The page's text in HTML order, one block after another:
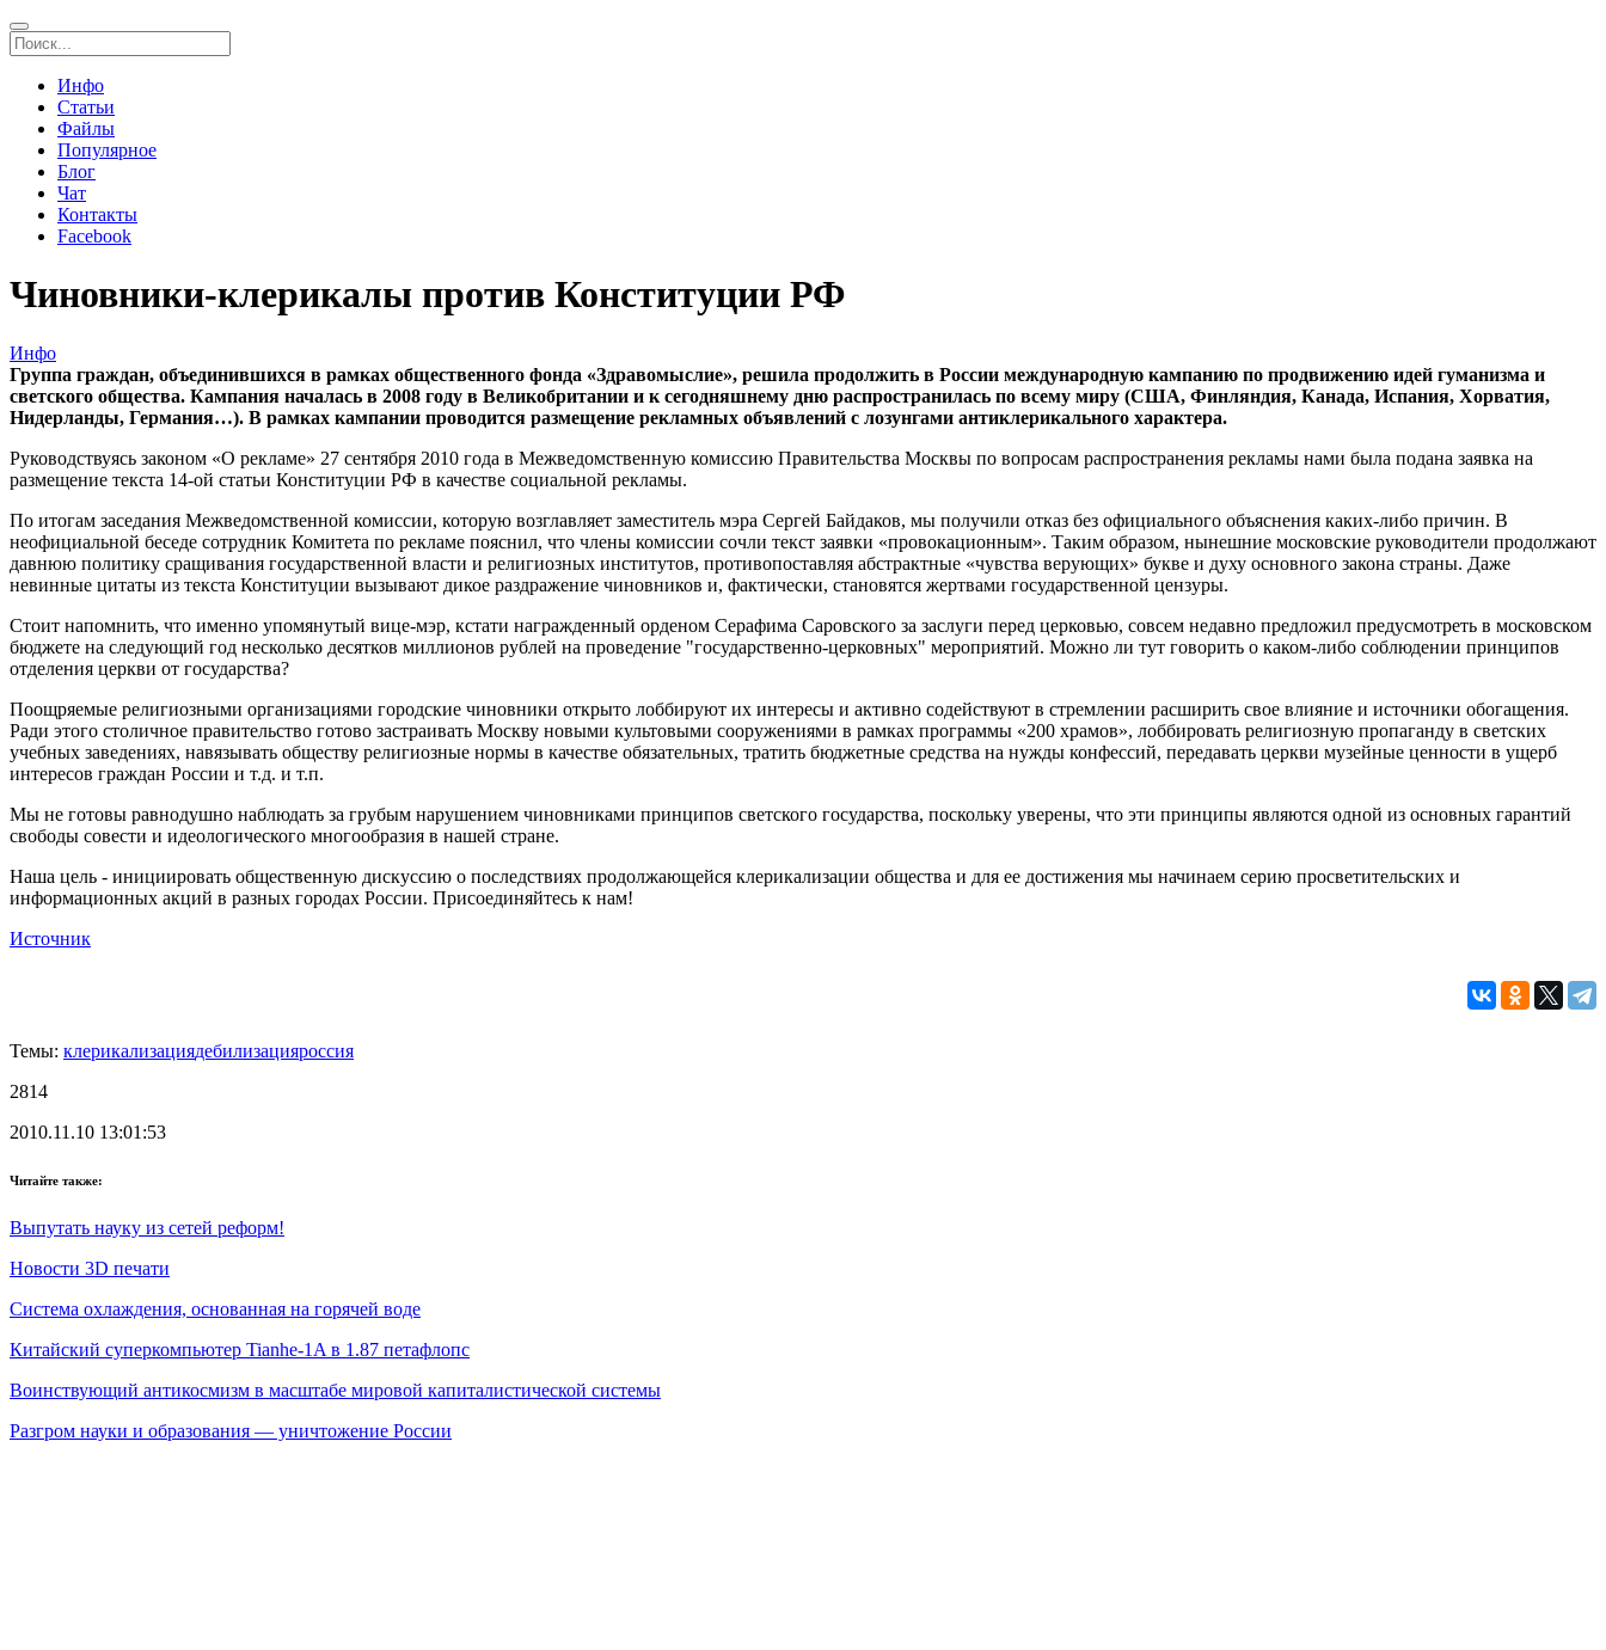
Инфо
Статьи
Файлы
Популярное
Блог
Чат
Контакты
Facebook
Чиновники-клерикалы против Конституции РФ
Инфо
Группа граждан, объединившихся в рамках общественного фонда «Здравомыслие», решила продолжить в России международную кампанию по продвижению идей гуманизма и
светского общества. Кампания началась в 2008 году в Великобритании и к сегодняшнему дню распространилась по всему миру (США, Финляндия, Канада, Испания, Хорватия,
Нидерланды, Германия…). В рамках кампании проводится размещение рекламных объявлений с лозунгами антиклерикального характера.
Руководствуясь законом «О рекламе» 27 сентября 2010 года в Межведомственную комиссию Правительства Москвы по вопросам распространения рекламы нами была подана заявка на
размещение текста 14-ой статьи Конституции РФ в качестве социальной рекламы.
По итогам заседания Межведомственной комиссии, которую возглавляет заместитель мэра Сергей Байдаков, мы получили отказ без официального объяснения каких-либо причин. В
неофициальной беседе сотрудник Комитета по рекламе пояснил, что члены комиссии сочли текст заявки «провокационным». Таким образом, нынешние московские руководители продолжают
давнюю политику сращивания государственной власти и религиозных институтов, противопоставляя абстрактные «чувства верующих» букве и духу основного закона страны. Даже
невинные цитаты из текста Конституции вызывают дикое раздражение чиновников и, фактически, становятся жертвами государственной цензуры.
Стоит напомнить, что именно упомянутый вице-мэр, кстати награжденный орденом Серафима Саровского за заслуги перед церковью, совсем недавно предложил предусмотреть в московском
бюджете на следующий год несколько десятков миллионов рублей на проведение "государственно-церковных" мероприятий. Можно ли тут говорить о каком-либо соблюдении принципов
отделения церкви от государства?
Поощряемые религиозными организациями городские чиновники открыто лоббируют их интересы и активно содействуют в стремлении расширить свое влияние и источники обогащения.
Ради этого столичное правительство готово застраивать Москву новыми культовыми сооружениями в рамках программы «200 храмов», лоббировать религиозную пропаганду в светских
учебных заведениях, навязывать обществу религиозные нормы в качестве обязательных, тратить бюджетные средства на нужды конфессий, передавать церкви музейные ценности в ущерб
интересов граждан России и т.д. и т.п.
Мы не готовы равнодушно наблюдать за грубым нарушением чиновниками принципов светского государства, поскольку уверены, что эти принципы являются одной из основных гарантий
свободы совести и идеологического многообразия в нашей стране.
Наша цель - инициировать общественную дискуссию о последствиях продолжающейся клерикализации общества и для ее достижения мы начинаем серию просветительских и
информационных акций в разных городах России. Присоединяйтесь к нам!
Источник
Темы: клерикализациядебилизацияроссия
2814
2010.11.10 13:01:53
Читайте также:
Выпутать науку из сетей реформ!
Новости 3D печати
Система охлаждения, основанная на горячей воде
Китайский суперкомпьютер Tianhe-1A в 1.87 петафлопс
Воинствующий антикосмизм в масштабе мировой капиталистической системы
Разгром науки и образования — уничтожение России